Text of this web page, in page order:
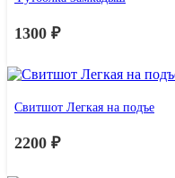
1300 ₽
Свитшот Легкая на подъе
2200 ₽